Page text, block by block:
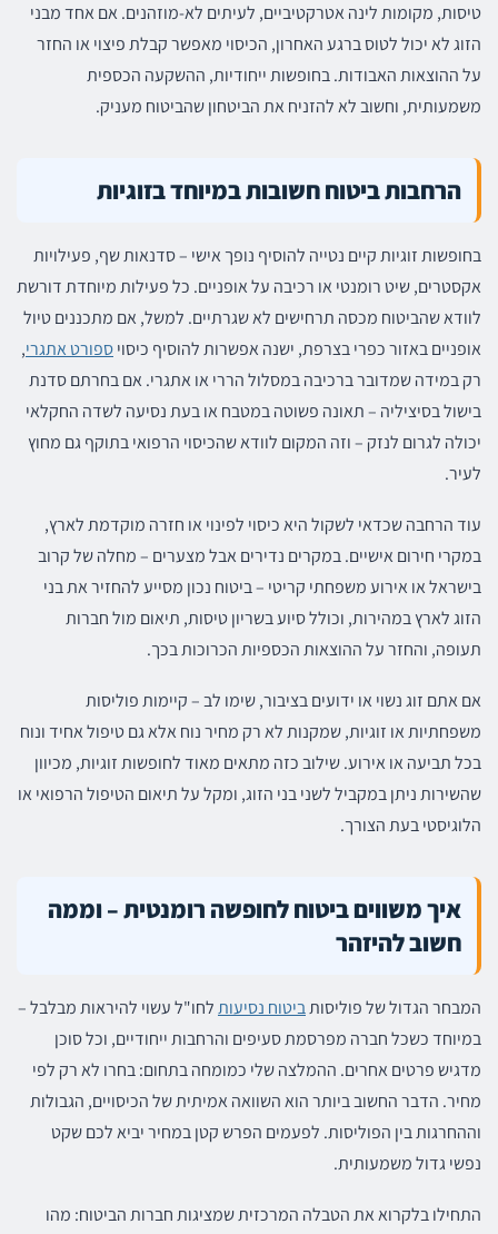
טיסות, מקומות לינה אטרקטיביים, לעיתים לא-מוזהנים. אם אחד מבני
הזוג לא יכול לטוס ברגע האחרון, הכיסוי מאפשר קבלת פיצוי או החזר
על ההוצאות האבודות. בחופשות ייחודיות, ההשקעה הכספית
משמעותית, וחשוב לא להזניח את הביטחון שהביטוח מעניק.
הרחבות ביטוח חשובות במיוחד בזוגיות
בחופשות זוגיות קיים נטייה להוסיף נופך אישי – סדנאות שף, פעילויות
אקסטרים, שיט רומנטי או רכיבה על אופניים. כל פעילות מיוחדת דורשת
לוודא שהביטוח מכסה תרחישים לא שגרתיים. למשל, אם מתכננים טיול
אופניים באזור כפרי בצרפת, ישנה אפשרות להוסיף כיסויספורט אתגרי,
רק במידה שמדובר ברכיבה במסלול הררי או אתגרי. אם בחרתם סדנת
בישול בסיציליה – תאונה פשוטה במטבח או בעת נסיעה לשדה החקלאי
יכולה לגרום לנזק – וזה המקום לוודא שהכיסוי הרפואי בתוקף גם מחוץ
לעיר.
עוד הרחבה שכדאי לשקול היא כיסוי לפינוי או חזרה מוקדמת לארץ,
במקרי חירום אישיים. במקרים נדירים אבל מצערים – מחלה של קרוב
בישראל או אירוע משפחתי קריטי – ביטוח נכון מסייע להחזיר את בני
הזוג לארץ במהירות, וכולל סיוע בשריון טיסות, תיאום מול חברות
תעופה, והחזר על ההוצאות הכספיות הכרוכות בכך.
אם אתם זוג נשוי או ידועים בציבור, שימו לב – קיימות פוליסות
משפחתיות או זוגיות, שמקנות לא רק מחיר נוח אלא גם טיפול אחיד ונוח
בכל תביעה או אירוע. שילוב כזה מתאים מאוד לחופשות זוגיות, מכיוון
שהשירות ניתן במקביל לשני בני הזוג, ומקל על תיאום הטיפול הרפואי או
הלוגיסטי בעת הצורך.
איך משווים ביטוח לחופשה רומנטית – וממה
חשוב להיזהר
המבחר הגדול של פוליסותביטוח נסיעותלחו"ל עשוי להיראות מבלבל –
במיוחד כשכל חברה מפרסמת סעיפים והרחבות ייחודיים, וכל סוכן
מדגיש פרטים אחרים. ההמלצה שלי כמומחה בתחום: בחרו לא רק לפי
מחיר. הדבר החשוב ביותר הוא השוואה אמיתית של הכיסויים, הגבולות
וההחרגות בין הפוליסות. לפעמים הפרש קטן במחיר יביא לכם שקט
נפשי גדול משמעותית.
התחילו בלקרוא את הטבלה המרכזית שמציגות חברות הביטוח: מהו